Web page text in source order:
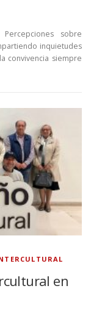
sobre
inquietudes
convivencia siempre
en